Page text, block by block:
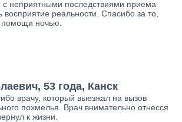
с неприятными последствиями приема
восприятие реальности. Спасибо за то,
помощи ночью.
53 года, Канск
врачу, который выезжал на вызов
похмелья. Врач внимательно отнесся
к жизни.